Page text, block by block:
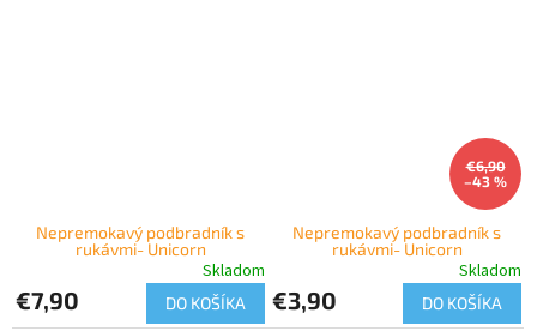
Nepremokavý podbradník s
rukávmi- Unicorn
Skladom
€7,90 DO KOŠÍKA
€6,90
–43 %
Nepremokavý podbradník s
rukávmi- Unicorn
Skladom
€3,90 DO KOŠÍKA